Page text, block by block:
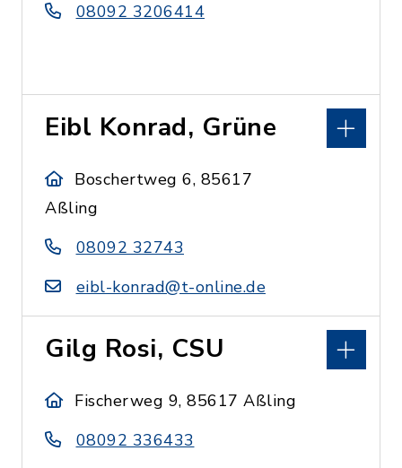
08092 3206414
Eibl Konrad, Grüne
Boschertweg 6, 85617
Aßling
08092 32743
eibl-konrad@t-online.de
Gilg Rosi, CSU
Fischerweg 9, 85617 Aßling
08092 336433